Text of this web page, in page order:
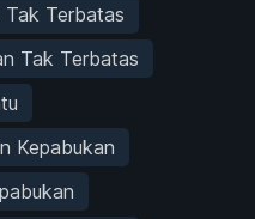
Tak Terbatas
Tak Terbatas
Kepabukan